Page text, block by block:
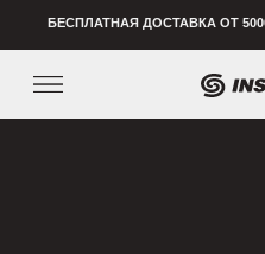
БЕСПЛАТНАЯ ДОСТАВКА ОТ 5000₽